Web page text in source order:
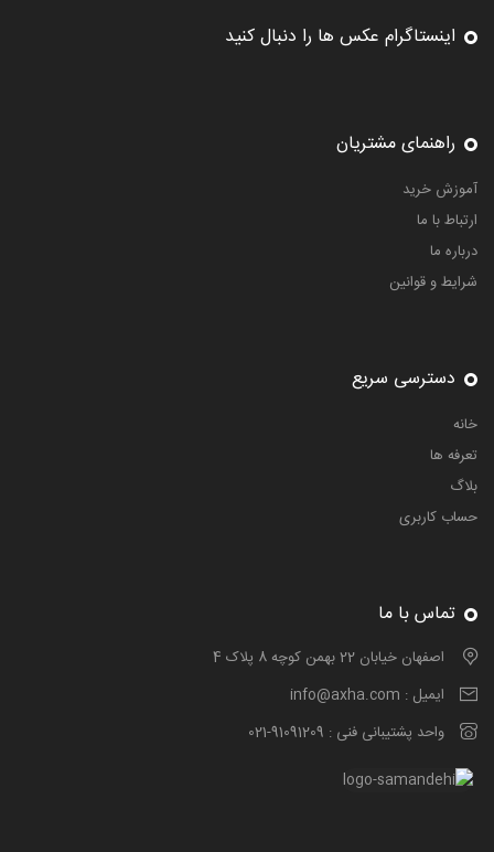
اینستاگرام عکس ها را دنبال کنید
راهنمای مشتریان
آموزش خرید
ارتباط با ما
درباره ما
شرایط و قوانین
دسترسی سریع
خانه
تعرفه ها
بلاگ
حساب کاربری
تماس با ما
اصفهان خیابان 22 بهمن کوچه 8 پلاک 4
ایمیل : info@axha.com
واحد پشتیبانی فنی : 021-91091209